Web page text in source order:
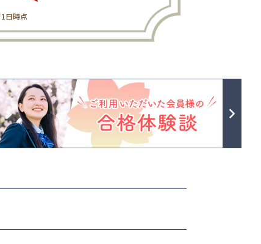
日時点